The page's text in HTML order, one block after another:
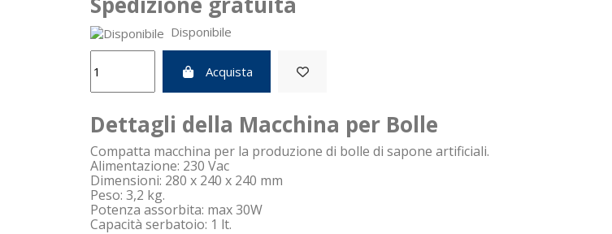
Disponibile
Acquista
Dettagli della Macchina per Bolle
Compatta macchina per la produzione di bolle di sapone artificiali.
Alimentazione: 230 Vac
Dimensioni: 280 x 240 x 240 mm
Peso: 3,2 kg.
Potenza assorbita: max 30W
Capacità serbatoio: 1 lt.